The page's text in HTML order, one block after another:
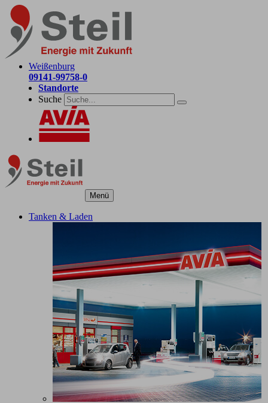
Weißenburg
09141-99758-0
Standorte
Suche
Menü
Tanken & Laden